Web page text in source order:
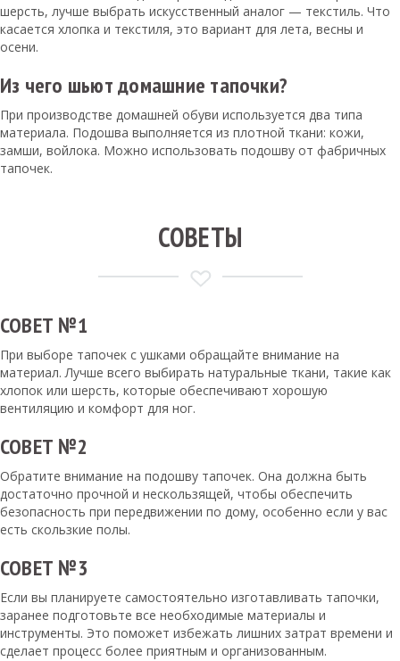
шерсть, лучше выбрать искусственный аналог — текстиль. Что
касается хлопка и текстиля, это вариант для лета, весны и
осени.
Из чего шьют домашние тапочки?
При производстве домашней обуви используется два типа
материала. Подошва выполняется из плотной ткани: кожи,
замши, войлока. Можно использовать подошву от фабричных
тапочек.
СОВЕТЫ
СОВЕТ №1
При выборе тапочек с ушками обращайте внимание на
материал. Лучше всего выбирать натуральные ткани, такие как
хлопок или шерсть, которые обеспечивают хорошую
вентиляцию и комфорт для ног.
СОВЕТ №2
Обратите внимание на подошву тапочек. Она должна быть
достаточно прочной и нескользящей, чтобы обеспечить
безопасность при передвижении по дому, особенно если у вас
есть скользкие полы.
СОВЕТ №3
Если вы планируете самостоятельно изготавливать тапочки,
заранее подготовьте все необходимые материалы и
инструменты. Это поможет избежать лишних затрат времени и
сделает процесс более приятным и организованным.